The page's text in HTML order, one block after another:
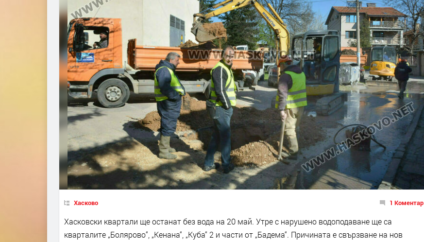
Хасково 1 Коментар
Хасковски квартали ще останат без вода на 20 май. Утре с нарушено водоподаване ще са
кварталите „Болярово“, „Кенана“, „Куба“ 2 и части от „Бадема“. Причината е свързване на нов